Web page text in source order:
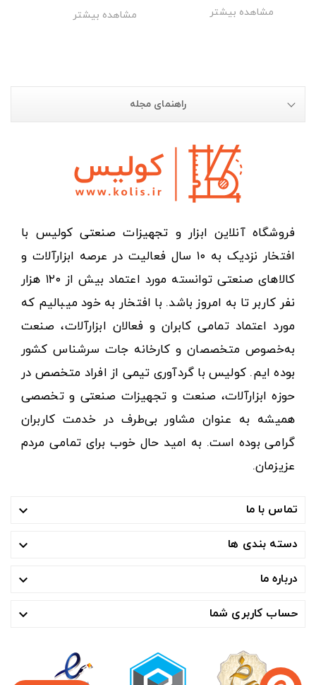
مشاهده بیشتر
مشاهده بیشتر
راهنمای مجله
فروشگاه آنلاین ابزار و تجهیزات صنعتی کولیس با
افتخار نزدیک به ۱۰ سال فعالیت در عرصه ابزارآلات و
کالاهای صنعتی توانسته مورد اعتماد بیش از ۱۲۰ هزار
نفر کاربر تا به امروز باشد. با افتخار به خود میبالیم که
مورد اعتماد تمامی کابران و فعالان ابزارآلات، صنعت
به‌خصوص متخصصان و کارخانه جات سرشناس کشور
بوده ایم. کولیس با گردآوری تیمی از افراد متخصص در
حوزه ابزارآلات، صنعت و تجهیزات صنعتی و تخصصی
همیشه به عنوان مشاور بی‌طرف در خدمت کاربران
گرامی بوده است. به امید حال خوب برای تمامی مردم
عزیزمان.
تماس با ما 
دسته بندی ها 
درباره ما 
حساب کاربری شما 